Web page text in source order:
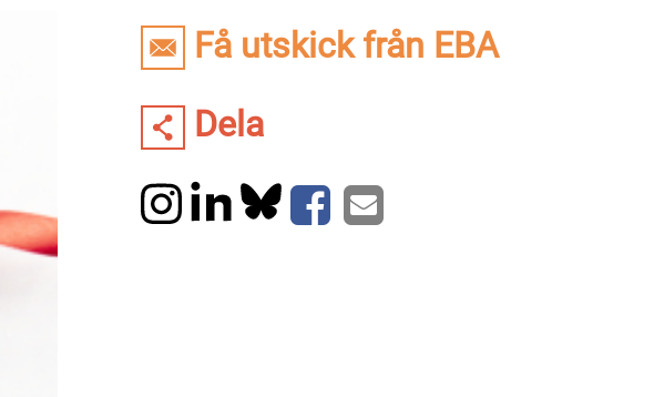
Få utskick från EBA
Dela